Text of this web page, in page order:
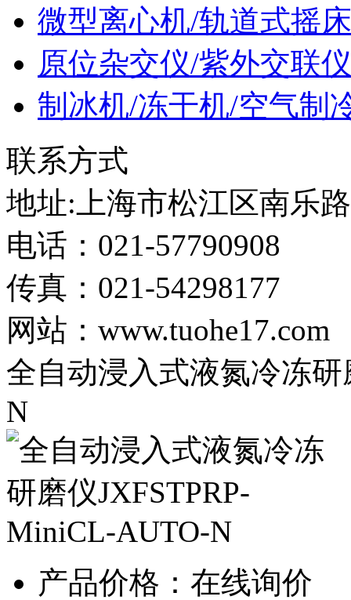
微型离心机/轨道式摇床
原位杂交仪/紫外交联仪
制冰机/冻干机/空气制
联系方式
地址:上海市松江区南乐
电话：021-57790908
传真：021-54298177
网站：www.tuohe17.com
全自动浸入式液氮冷冻
N
产品价格：在线询价